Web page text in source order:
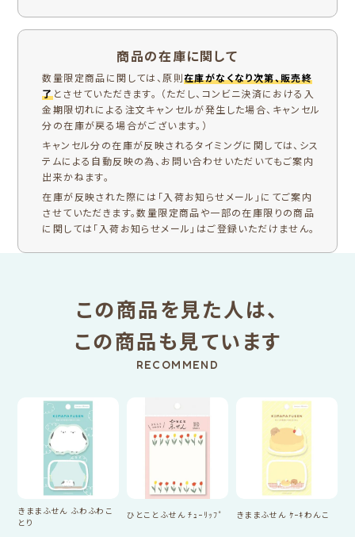
商品の在庫に関して
数量限定商品に関しては、原則在庫がなくなり次第、販売終
了とさせていただきます。 （ただし、コンビニ決済における入
金期限切れによる注文キャンセルが発生した場合、キャンセル
分の在庫が戻る場合がございます。）
キャンセル分の在庫が反映されるタイミングに関しては、シス
テムによる自動反映の為、お問い合わせいただいてもご案内
出来かねます。
在庫が反映された際には「入荷お知らせメール」にてご案内
させていただきます。数量限定商品や一部の在庫限りの商品
に関しては「入荷お知らせメール」はご登録いただけません。
この商品を見た人は、
この商品も見ています
RECOMMEND
きままふせん ふわふわこ
とり
ひとことふせん ﾁｭｰﾘｯﾌﾟ きままふせん ｹｰｷわんこ